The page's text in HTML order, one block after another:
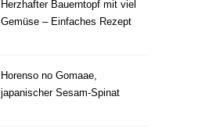
Herzhafter Bauerntopf mit viel
Gemüse – Einfaches Rezept
Horenso no Gomaae,
japanischer Sesam-Spinat